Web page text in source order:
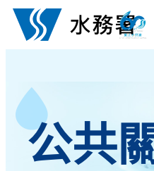
跳至內容
公共